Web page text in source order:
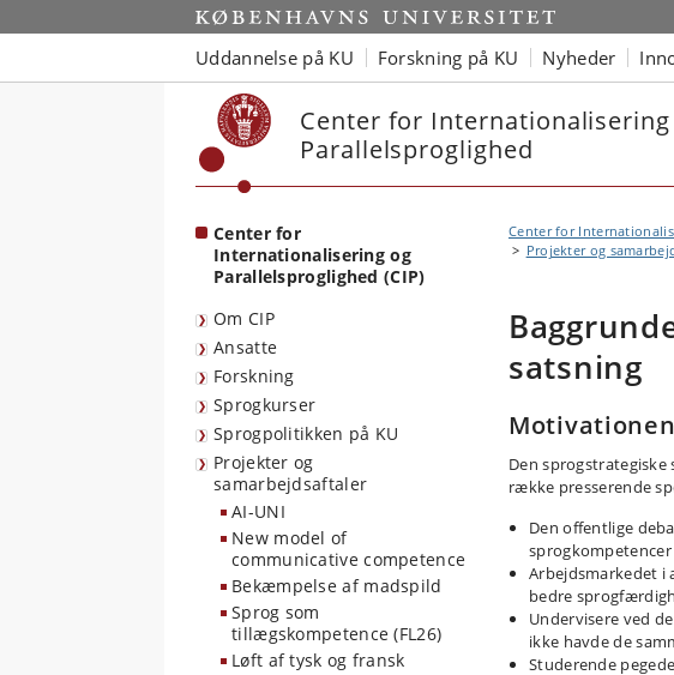
Start
Uddannelse på KU Forskning på KU Nyheder
Center for Internationalisering
Parallelsproglighed
Center for
Internationalisering og
Parallelsproglighed (CIP)
Om CIP
Ansatte
Forskning
Sprogkurser
Sprogpolitikken på KU
Projekter og
samarbejdsaftaler
AI-UNI
New model of
communicative competence
Bekæmpelse af madspild
Sprog som
tillægskompetence (FL26)
Løft af tysk og fransk
Center for
Projekter og
satsning
Den sprogstrategiske
række presserende
Den offentlige
Arbejdsmarkedet i
bedre
Undervisere ved
ikke havde de
Studerende